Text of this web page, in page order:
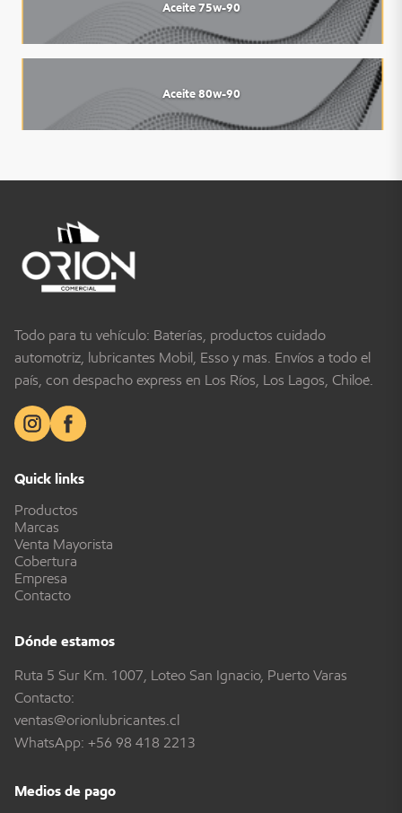
Aceite 75w-90
Aceite 80w-90
Todo para tu vehículo: Baterías, productos cuidado
automotriz, lubricantes Mobil, Esso y más. Envíos a todo el
país, con despacho express en Los Ríos, Los Lagos, Chiloé.
Quick links
Productos
Marcas
Venta Mayorista
Cobertura
Empresa
Contacto
Dónde estamos
Ruta 5 Sur Km. 1007, Loteo San Ignacio, Puerto Varas
Contacto:
ventas@orionlubricantes.cl
WhatsApp: +56 98 418 2213
Medios de pago